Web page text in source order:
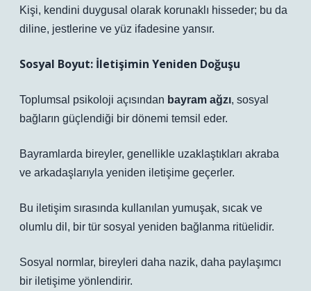
Kişi, kendini duygusal olarak korunaklı hisseder; bu da
diline, jestlerine ve yüz ifadesine yansır.
Sosyal Boyut: İletişimin Yeniden Doğuşu
Toplumsal psikoloji açısından bayram ağzı, sosyal
bağların güçlendiği bir dönemi temsil eder.
Bayramlarda bireyler, genellikle uzaklaştıkları akraba
ve arkadaşlarıyla yeniden iletişime geçerler.
Bu iletişim sırasında kullanılan yumuşak, sıcak ve
olumlu dil, bir tür sosyal yeniden bağlanma ritüelidir.
Sosyal normlar, bireyleri daha nazik, daha paylaşımcı
bir iletişime yönlendirir.